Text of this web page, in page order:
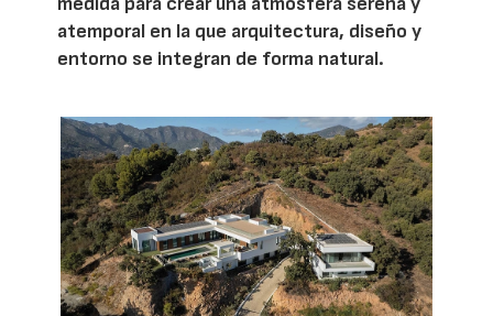
atemporal en la que arquitectura, diseño y
entorno se integran de forma natural.